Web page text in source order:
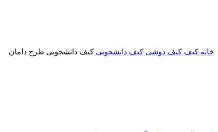
خانه کیف کیف دوشی کیف دانشجویی کیف دانشجویی طرح دامان